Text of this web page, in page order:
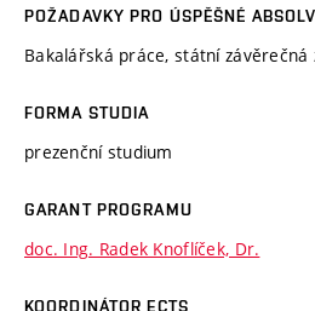
POŽADAVKY PRO ÚSPĚŠNÉ
Bakalářská práce, státní závěrečná
FORMA STUDIA
prezenční studium
GARANT PROGRAMU
doc. Ing. Radek Knoflíček, Dr.
KOORDINÁTOR ECTS